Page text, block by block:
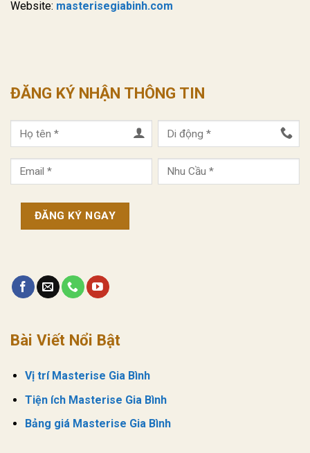
Website: masterisegiabinh.com
ĐĂNG KÝ NHẬN THÔNG TIN
Bài Viết Nổi Bật
Vị trí Masterise Gia Bình
Tiện ích Masterise Gia Bình
Bảng giá Masterise Gia Bình